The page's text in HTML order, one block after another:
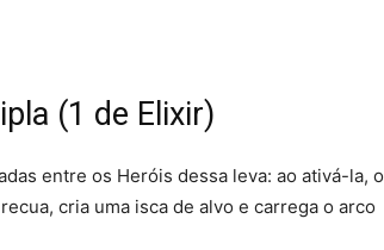
(1 de Elixir)
entre os Heróis dessa leva: ao ativá-la, o
cria uma isca de alvo e carrega o arco